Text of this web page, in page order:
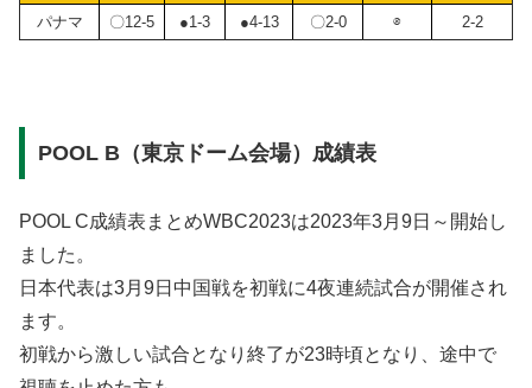
パナマ
〇12-5 ●1-3 ●4-13 〇2-0 ⊗ 2-2
POOL B（東京ドーム会場）成績表
POOL C成績表まとめWBC2023は2023年3月9日～開始し
ました。
日本代表は3月9日中国戦を初戦に4夜連続試合が開催され
ます。
初戦から激しい試合となり終了が23時頃となり、途中で